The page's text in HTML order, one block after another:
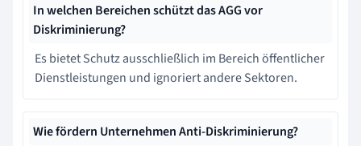
In welchen Bereichen schützt das AGG vor
Diskriminierung?
Es bietet Schutz ausschließlich im Bereich öffentlicher
Dienstleistungen und ignoriert andere Sektoren.
Wie fördern Unternehmen Anti-Diskriminierung?